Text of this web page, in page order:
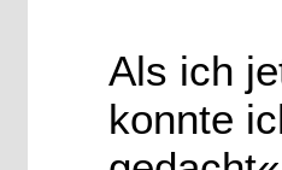
Als ich
konnte